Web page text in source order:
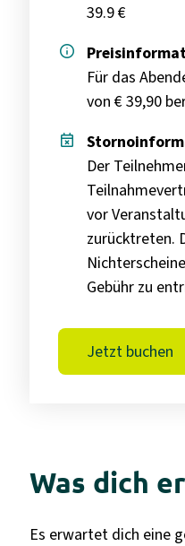
Was dich
Es erwartet dich eine
39.9 €
info
Für das
von € 39,90
event_busy
Der
vor
zurücktreten.
Gebühr zu
Jetzt buchen